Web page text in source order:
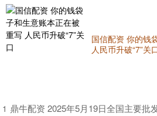
国信配资 你的钱
人民币升破“7”关
1 鼎牛配资 2025年5月19日全国主要批